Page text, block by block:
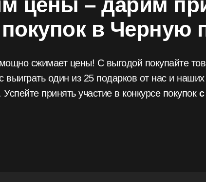
покупок в Черную
сжимает цены! С выгодой покупайте
выиграть один из 25 подарков от нас и
Успейте принять участие в конкурсе покупок